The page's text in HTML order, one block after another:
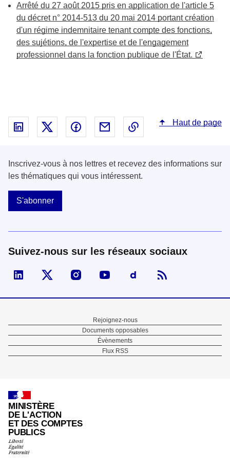
Arrêté du 27 août 2015 pris en application de l'article 5
du décret n° 2014-513 du 20 mai 2014 portant création
d'un régime indemnitaire tenant compte des fonctions,
des sujétions, de l'expertise et de l'engagement
professionnel dans la fonction publique de l'État.
Partager sur Linked In - nouvelle fenêtre
Partager sur X - nouvelle fenêtre
Partager sur Facebook - nouvelle
Partager par email - nouvelle
Copier le lien dans le
Haut de page
Inscrivez-vous à nos lettres et recevez des informations sur
les thématiques qui vous intéressent.
S'abonner
Suivez-nous sur les réseaux sociaux
Visiter la page Linked In de fonction publique
Visiter la page X de fonction publique
Visiter la page Instagram de fonction
Visiter la page You Tube de
Visiter la page
Pied
de
Rejoignez-nous
Documents opposables
Évènements
Flux RSS
MINISTÈRE
DE L'ACTION
ET DES COMPTES
PUBLICS